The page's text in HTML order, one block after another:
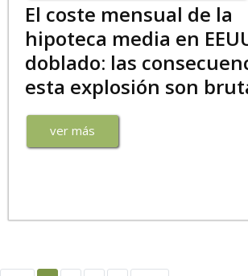
El coste mensual de la
hipoteca media en
doblado: las
esta explosión son
ver más